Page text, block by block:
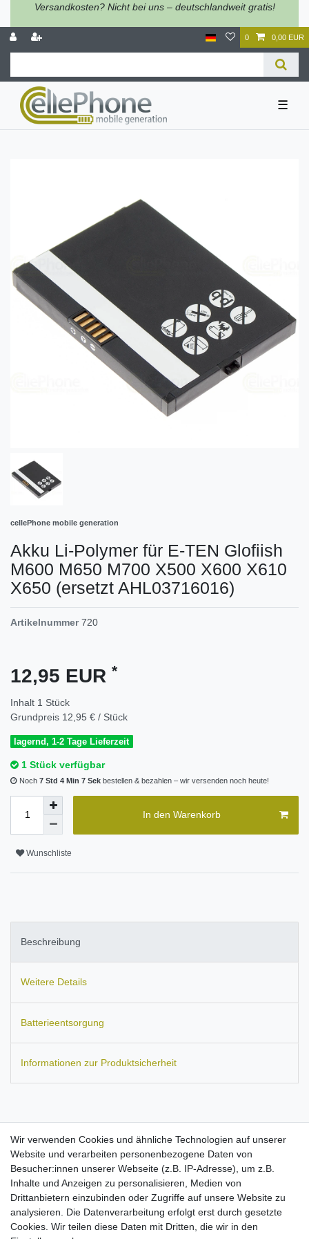
Versandkosten? Nicht bei uns – deutschlandweit gratis!
0 0,00 EUR
☰
cellePhone mobile generation
Akku Li-Polymer für E-TEN Glofiish
M600 M650 M700 X500 X600 X610
X650 (ersetzt AHL03716016)
Artikelnummer 720
12,95 EUR *
Inhalt 1 Stück
Grundpreis 12,95 € / Stück
lagernd, 1-2 Tage Lieferzeit
1 Stück verfügbar
Noch 7 Std 4 Min 7 Sek bestellen & bezahlen – wir versenden noch heute!
In den Warenkorb
Wunschliste
Beschreibung
Weitere Details
Batterieentsorgung
Informationen zur Produktsicherheit
Glofiish X500, Glofiish X500+, Glofiish X600, Glofiish X610,
Glofiish X650.PharosGPS Phone 600E (PTL600 / PTL600E).
TelecomIP SPC 3310. UtstarcomP903.Ersetzt den Akku-Typ:
369029665, 49004440_X500, AHL03716016, US454261 A8T,
PZX33.Maße:ca. 63 x 46 x 5 mm.Kapazität: 1530 mAh.
Stärkster erwerbbarer Akku dieser Modelle
Ausgestattet mit Qualitätszellen
Wir verwenden Cookies und ähnliche Technologien auf unserer
Website und verarbeiten personenbezogene Daten von
Besucher:innen unserer Webseite (z.B. IP-Adresse), um z.B.
Inhalte und Anzeigen zu personalisieren, Medien von
Drittanbietern einzubinden oder Zugriffe auf unsere Website zu
analysieren. Die Datenverarbeitung erfolgt erst durch gesetzte
Cookies. Wir teilen diese Daten mit Dritten, die wir in den